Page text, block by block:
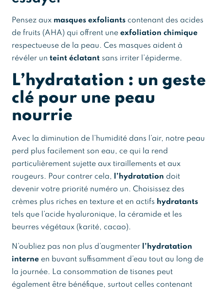
Pensez aux masques exfoliants contenant des acides
de fruits (AHA) qui offrent une exfoliation chimique
respectueuse de la peau. Ces masques aident à
révéler un teint éclatant sans irriter l’épiderme.
L’hydratation : un geste
clé pour une peau
nourrie
Avec la diminution de l’humidité dans l’air, notre peau
perd plus facilement son eau, ce qui la rend
particulièrement sujette aux tiraillements et aux
rougeurs. Pour contrer cela,
l’hydratation doit
devenir votre priorité numéro un. Choisissez des
crèmes plus riches en texture et en actifs hydratants
tels que l’acide hyaluronique, la céramide et les
beurres végétaux (karité, cacao).
N’oubliez pas non plus d’augmenter
l’hydratation
interne en buvant suffisamment d’eau tout au long de
la journée. La consommation de tisanes peut
également être bénéfique, surtout celles contenant